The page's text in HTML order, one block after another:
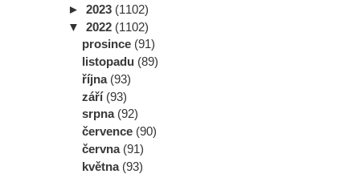
► 2023 (1102)
▼ 2022 (1102)
prosince (91)
listopadu (89)
října (93)
září (93)
srpna (92)
července (90)
června (91)
května (93)